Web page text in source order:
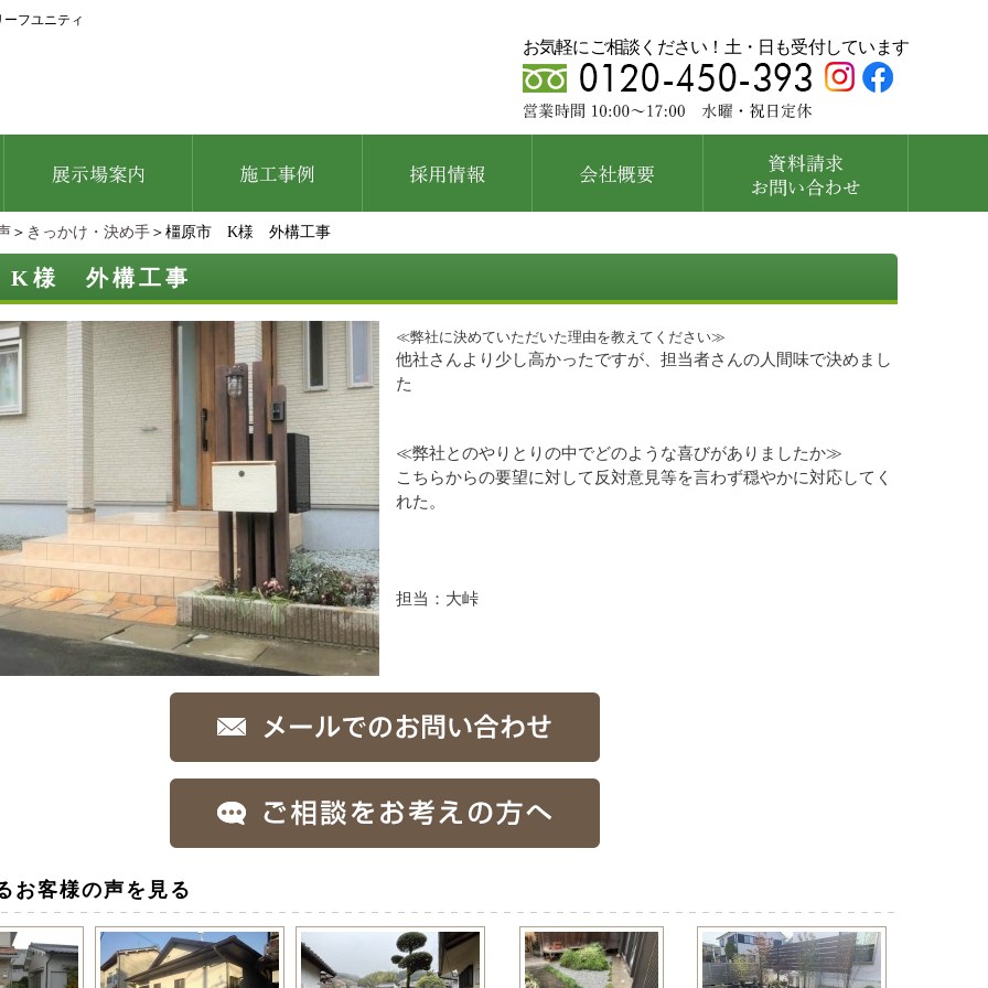
フユニティ
お気軽にご相談ください！土・日も受付しています
＞ きっかけ・決め手 ＞橿原市 K様 外構工事
様 外構工事
≪弊社に決めていただいた理由を教えてください≫
他社さんより少し高かったですが、担当者さんの人間味で決めまし
た
≪弊社とのやりとりの中でどのような喜びがありましたか≫
こちらからの要望に対して反対意見等を言わず穏やかに対応してく
れた。
担当：大峠
お客様の声を見る